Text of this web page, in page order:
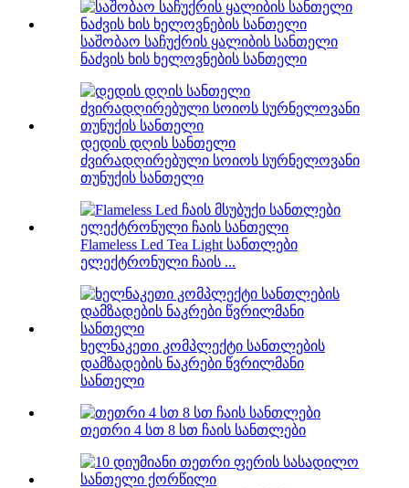
საშობაო საჩუქრის ყალიბის სანთელი
ნაძვის ხის ხელოვნების სანთელი
დედის დღის სანთელი
ძვირადღირებული სოიოს სურნელოვანი
თუნუქის სანთელი
Flameless Led Tea Light სანთლები
ელექტრონული ჩაის ...
ხელნაკეთი კომპლექტი სანთლების
დამზადების ნაკრები წვრილმანი
სანთელი
თეთრი 4 სთ 8 სთ ჩაის სანთლები